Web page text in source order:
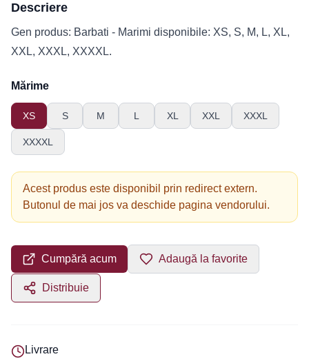
Descriere
Gen produs: Barbati - Marimi disponibile: XS, S, M, L, XL,
XXL, XXXL, XXXXL.
Mărime
XS S M L XL XXL XXXL
XXXXL
Acest produs este disponibil prin redirect extern.
Butonul de mai jos va deschide pagina vendorului.
Cumpără acum Adaugă la favorite
Distribuie
Livrare